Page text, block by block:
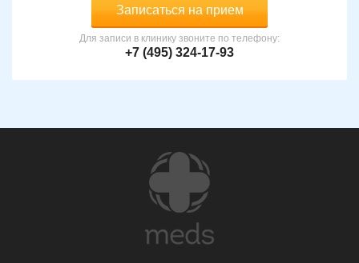
Записаться на прием
Для записи в клинику звоните по телефону:
+7 (495) 324-17-93